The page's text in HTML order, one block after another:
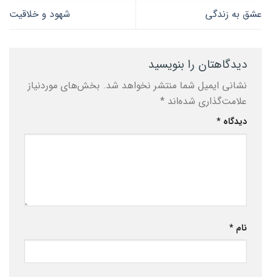
عشق به زندگی شهود و خلاقیت
دیدگاهتان را بنویسید
نشانی ایمیل شما منتشر نخواهد شد. بخش‌های موردنیاز
علامت‌گذاری شده‌اند *
دیدگاه *
نام *